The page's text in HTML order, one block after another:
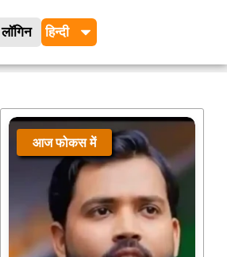
लॉगिन
आज फोकस में